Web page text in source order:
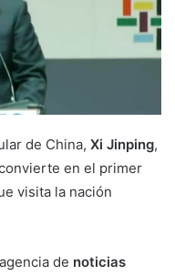
de China, Xi Jinping,
en el primer
visita la nación
de noticias